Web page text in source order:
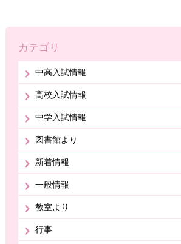
カテゴリ
中高入試情報
高校入試情報
中学入試情報
図書館より
新着情報
一般情報
教室より
行事